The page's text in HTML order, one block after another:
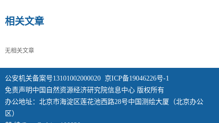
相关文章
无相关文章
公安机关备案号13101002000020 京ICP备19046226号-1
免责声明中国自然资源经济研究院信息中心 版权所有
办公地址：北京市海淀区莲花池西路28号中国测绘大厦（北京办公
区）